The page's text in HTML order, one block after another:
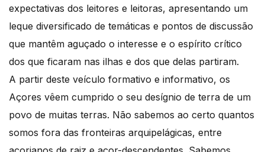
expectativas dos leitores e leitoras, apresentando um
leque diversificado de temáticas e pontos de discussão
que mantêm aguçado o interesse e o espírito crítico
dos que ficaram nas ilhas e dos que delas partiram.
A partir deste veículo formativo e informativo, os
Açores vêem cumprido o seu desígnio de terra de um
povo de muitas terras. Não sabemos ao certo quantos
somos fora das fronteiras arquipelágicas, entre